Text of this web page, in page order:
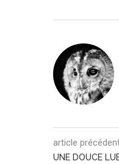
article
UNE DOUCE